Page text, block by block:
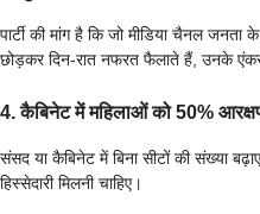
पार्टी की मांग है कि जो मीडिया चैनल
छोड़कर दिन-रात नफरत फैलाते हैं, उनके
4. कैबिनेट में महिलाओं को 50%
संसद या कैबिनेट में बिना सीटों की संख्या
हिस्सेदारी मिलनी चाहिए।